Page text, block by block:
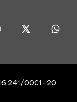
0001-20